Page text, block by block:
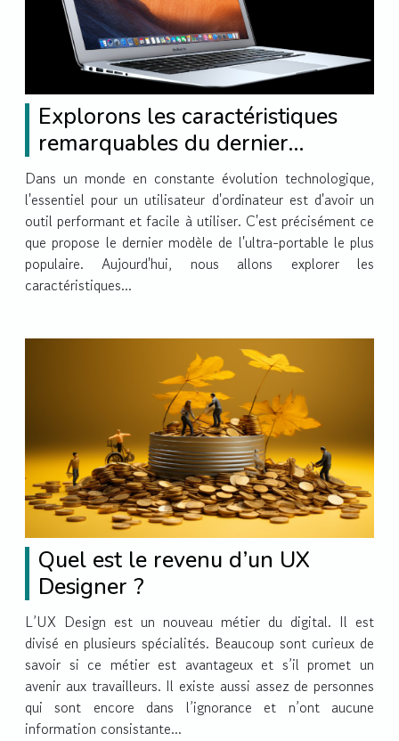
Explorons les caractéristiques
remarquables du dernier
MacBook Air
Dans un monde en constante évolution technologique,
l'essentiel pour un utilisateur d'ordinateur est d'avoir un
outil performant et facile à utiliser. C'est précisément ce
que propose le dernier modèle de l'ultra-portable le plus
populaire. Aujourd'hui, nous allons explorer les
caractéristiques...
Quel est le revenu d’un UX
Designer ?
L’UX Design est un nouveau métier du digital. Il est
divisé en plusieurs spécialités. Beaucoup sont curieux de
savoir si ce métier est avantageux et s’il promet un
avenir aux travailleurs. Il existe aussi assez de personnes
qui sont encore dans l’ignorance et n’ont aucune
information consistante...